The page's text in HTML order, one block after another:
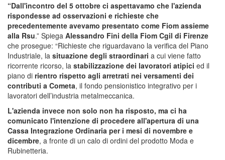
“Dall'incontro del 5 ottobre ci aspettavamo che l'azienda
rispondesse ad osservazioni e richieste che
precedentemente avevamo presentato come Fiom assieme
alla Rsu.” Spiega Alessandro Fini della Fiom Cgil di Firenze
che prosegue: “Richieste che riguardavano la verifica del Piano
Industriale, la situazione degli straordinari a cui viene fatto
ricorrente ricorso, la stabilizzazione dei lavoratori atipici ed il
piano di rientro rispetto agli arretrati nei versamenti dei
contributi a Cometa, il fondo pensionistico integrativo per i
lavoratori dell’industria metalmeccanica.
L'azienda invece non solo non ha risposto, ma ci ha
comunicato l'intenzione di procedere all'apertura di una
Cassa Integrazione Ordinaria per i mesi di novembre e
dicembre, a fronte di un calo di ordini del prodotto Moda e
Rubinetteria.